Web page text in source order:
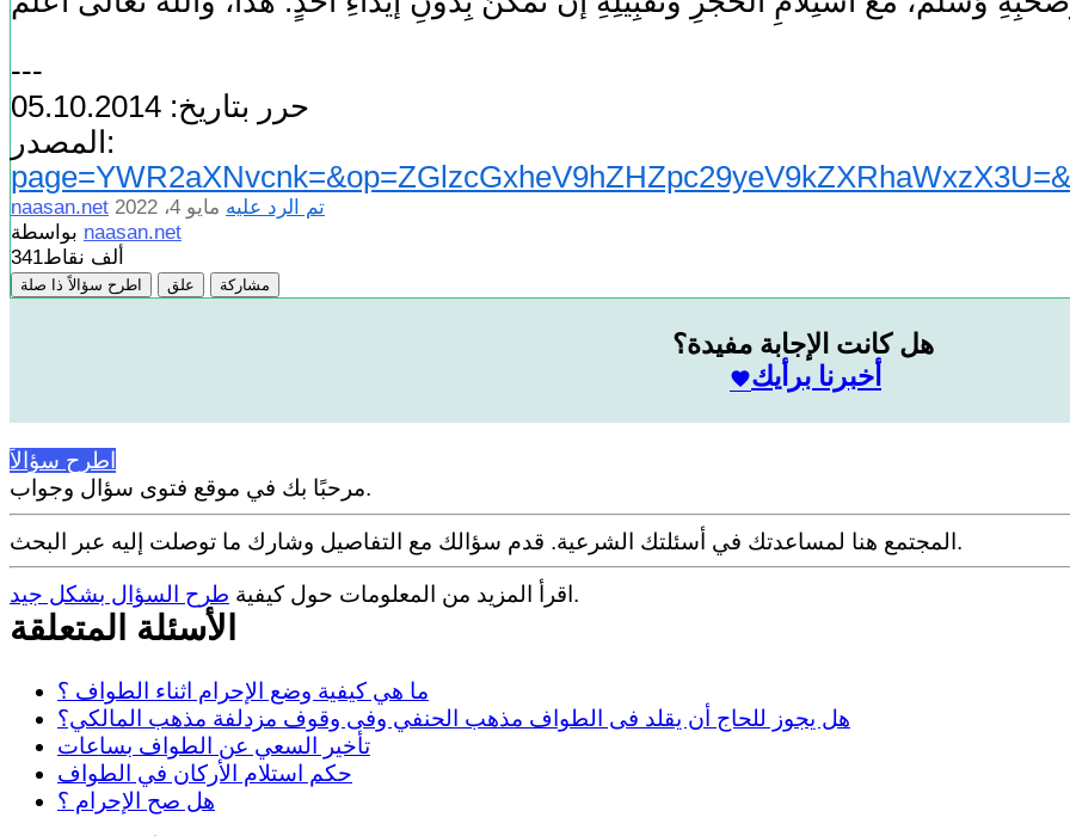
---
حرر بتاريخ: 05.10.2014
naasan.net تم الرد عليه مايو 4، 2022
naasan.net
341ألف نقاط
اطرح سؤالاً ذا صلة علق مشاركة
هل كانت الإجابة مفيدة؟
أخبرنا برأيك
اطرح سؤالاً
مرحبًا بك في موقع فتوى سؤال وجواب.
المجتمع هنا لمساعدتك في أسئلتك الشرعية. قدم سؤالك مع التفاصيل وشارك ما توصلت إليه عبر البحث.
اقرأ المزيد من المعلومات حول كيفية طرح السؤال بشكل جيد .
الأسئلة المتعلقة
ما هي كيفية وضع الإحرام اثناء الطواف ؟
هل يجوز للحاج أن يقلد فى الطواف مذهب الحنفي وفى وقوف مزدلفة مذهب المالكي؟
تأخير السعي عن الطواف بساعات
حكم استلام الأركان في الطواف
هل صح الإحرام ؟